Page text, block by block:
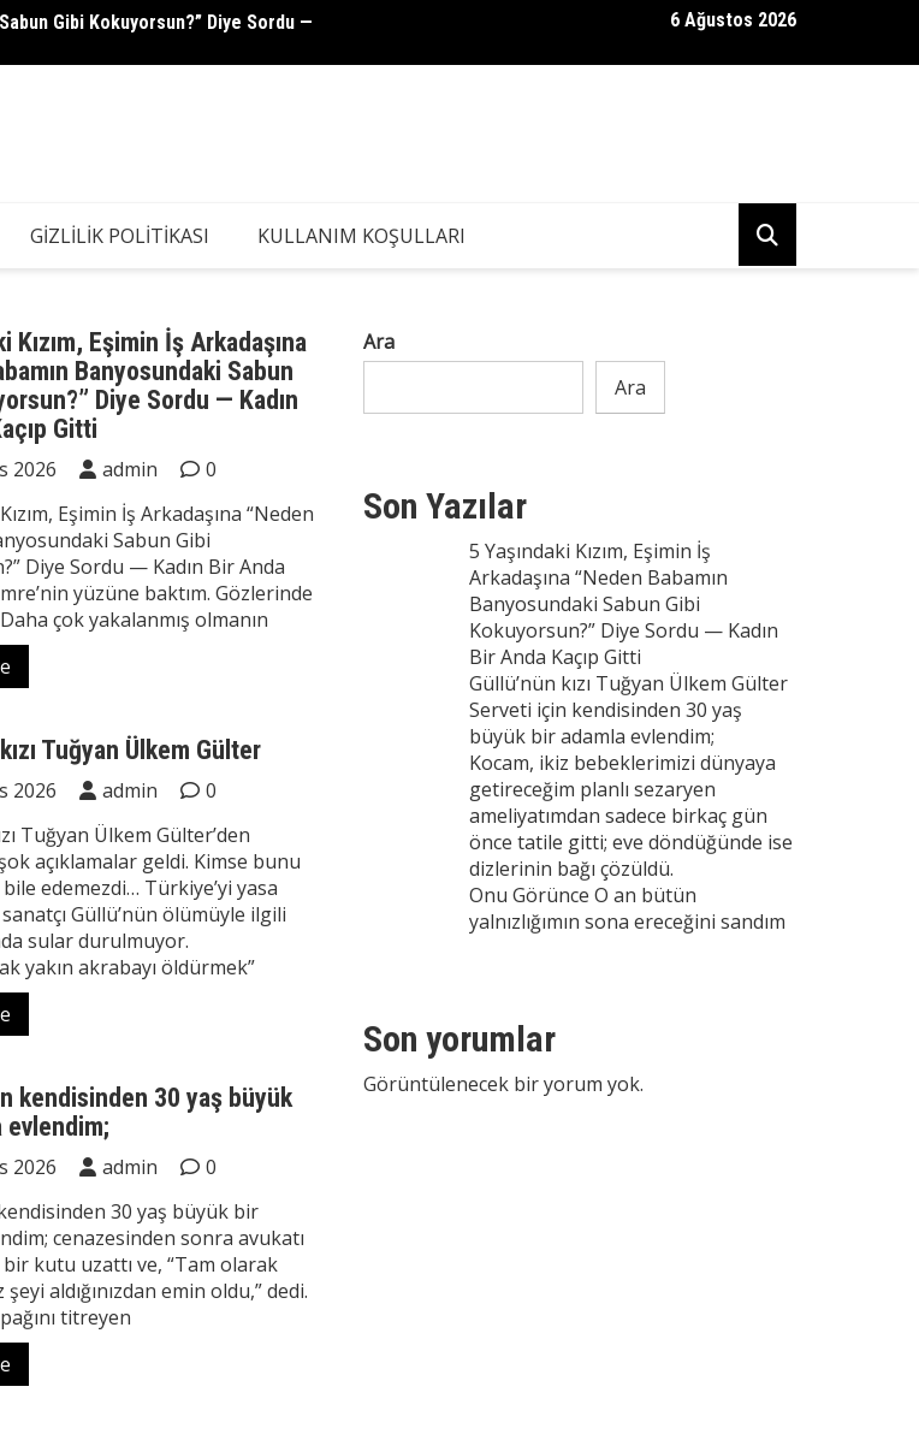
Gibi Kokuyorsun?” Diye Sordu —
Serveti için kendisinden 30 yaş büyük bir adamla evlendim;
6 Ağustos 2026
GIZLILIK POLITIKASI KULLANIM KOŞULLARI
Kızım, Eşimin İş Arkadaşına
Banyosundaki Sabun
Diye Sordu — Kadın
Gitti
2026 admin
0
Eşimin İş Arkadaşına “Neden
Sabun Gibi
Diye Sordu — Kadın Bir Anda
yüzüne baktım. Gözlerinde
çok yakalanmış olmanın
Tuğyan Ülkem Gülter
2026 admin
0
Tuğyan Ülkem Gülter’den
açıklamalar geldi. Kimse bunu
edemezdi… Türkiye’yi yasa
Güllü’nün ölümüyle ilgili
sular durulmuyor.
yakın akrabayı öldürmek”
kendisinden 30 yaş büyük
evlendim;
2026 admin
0
30 yaş büyük bir
cenazesinden sonra avukatı
kutu uzattı ve, “Tam olarak
aldığınızdan emin oldu,” dedi.
titreyen
Ara
Ara
Son Yazılar
5 Yaşındaki Kızım, Eşimin İş
Arkadaşına “Neden Babamın
Banyosundaki Sabun Gibi
Kokuyorsun?” Diye Sordu — Kadın
Bir Anda Kaçıp Gitti
Güllü’nün kızı Tuğyan Ülkem Gülter
Serveti için kendisinden 30 yaş
büyük bir adamla evlendim;
Kocam, ikiz bebeklerimizi dünyaya
getireceğim planlı sezaryen
ameliyatımdan sadece birkaç gün
önce tatile gitti; eve döndüğünde ise
dizlerinin bağı çözüldü.
Onu Görünce O an bütün
yalnızlığımın sona ereceğini sandım
Son yorumlar
Görüntülenecek bir yorum yok.